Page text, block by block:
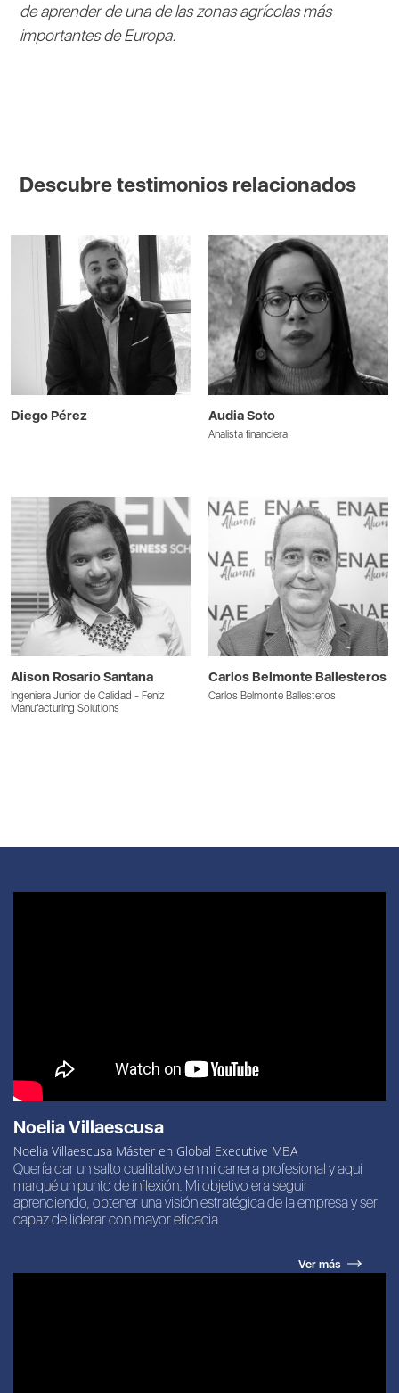
de aprender de una de las zonas agrícolas más
importantes de Europa.
Descubre testimonios relacionados
Diego Pérez Audia Soto
Analista financiera
Alison Rosario Santana
Ingeniera Junior de Calidad - Feniz
Manufacturing Solutions
Carlos Belmonte Ballesteros
Carlos Belmonte Ballesteros
Noelia Villaescusa
Noelia Villaescusa Máster en Global Executive MBA
Quería dar un salto cualitativo en mi carrera profesional y aquí
marqué un punto de inflexión. Mi objetivo era seguir
aprendiendo, obtener una visión estratégica de la empresa y ser
capaz de liderar con mayor eficacia.
Ver más